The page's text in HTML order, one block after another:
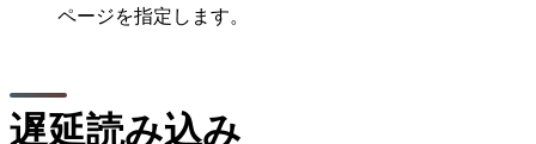
ページを指定します。
遅延読み込み